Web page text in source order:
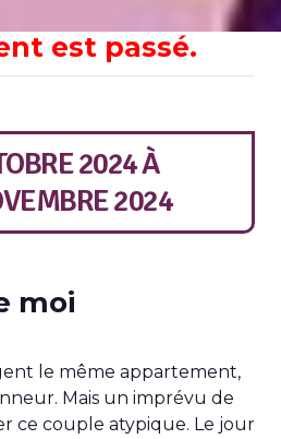
est passé.
2024À
2024
moi
le même appartement,
Mais un imprévu de
ce couple atypique. Le jour